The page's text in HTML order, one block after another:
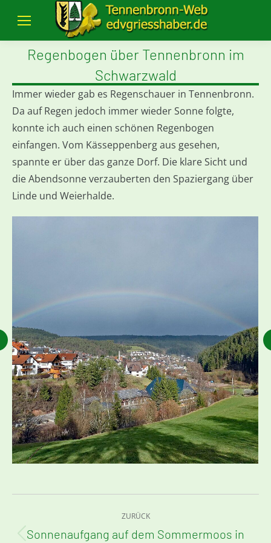
Regenbogen über Tennenbronn im
Schwarzwald
Immer wieder gab es Regenschauer in Tennenbronn.
Da auf Regen jedoch immer wieder Sonne folgte,
konnte ich auch einen schönen Regenbogen
einfangen. Vom Kässeppenberg aus gesehen,
spannte er über das ganze Dorf. Die klare Sicht und
die Abendsonne verzauberten den Spaziergang über
Linde und Weierhalde.
ZURÜCK
Sonnenaufgang auf dem Sommermoos in